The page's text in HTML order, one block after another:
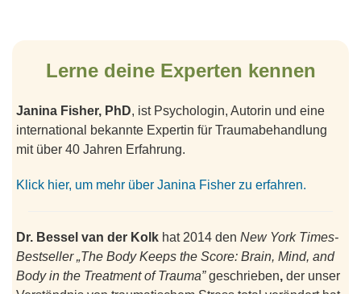
Lerne deine Experten kennen
Janina Fisher, PhD, ist Psychologin, Autorin und eine
international bekannte Expertin für Traumabehandlung
mit über 40 Jahren Erfahrung.
Klick hier, um mehr über Janina Fisher zu erfahren.
Dr. Bessel van der Kolk hat 2014 den New York Times-
Bestseller „The Body Keeps the Score: Brain, Mind, and
Body in the Treatment of Trauma”geschrieben, der unser